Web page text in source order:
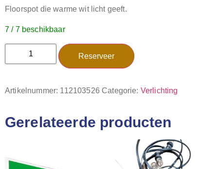
Floorspot die warme wit licht geeft.
7 / 7 beschikbaar
Reserveer
Artikelnummer: 112103526 Categorie: Verlichting
Gerelateerde producten